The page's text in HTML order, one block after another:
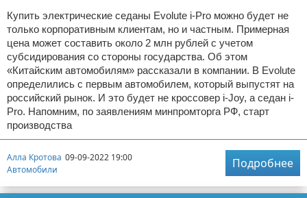
Купить электрические седаны Evolute i-Pro можно будет не
только корпоративным клиентам, но и частным. Примерная
цена может составить около 2 млн рублей с учетом
субсидирования со стороны государства. Об этом
«Китайским автомобилям» рассказали в компании. В Evolute
определились с первым автомобилем, который выпустят на
российский рынок. И это будет не кроссовер i-Joy, а седан i-
Pro. Напомним, по заявлениям минпромторга РФ, старт
производства
Алла Кротова 09-09-2022 19:00
Автомобили
Подробнее